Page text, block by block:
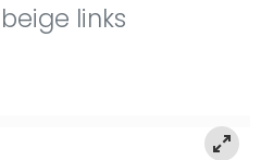
links